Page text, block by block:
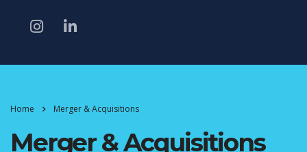
Home Merger & Acquisitions
Merger & Acquisitions